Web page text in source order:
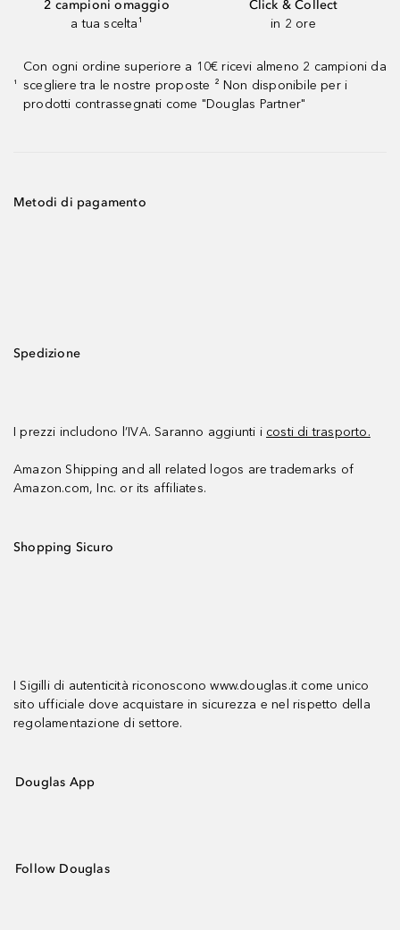
2 campioni omaggio
a tua scelta¹
Click & Collect
in 2 ore
¹
Con ogni ordine superiore a 10€ ricevi almeno 2 campioni da
scegliere tra le nostre proposte ² Non disponibile per i
prodotti contrassegnati come "Douglas Partner"
Metodi di pagamento
Spedizione
I prezzi includono l’IVA. Saranno aggiunti i costi di trasporto.
Amazon Shipping and all related logos are trademarks of
Amazon.com, Inc. or its affiliates.
Shopping Sicuro
I Sigilli di autenticità riconoscono www.douglas.it come unico
sito ufficiale dove acquistare in sicurezza e nel rispetto della
regolamentazione di settore.
Douglas App
Follow Douglas